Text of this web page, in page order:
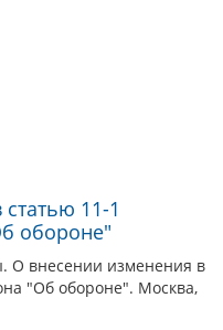
11-1
обороне"
О внесении изменения в
"Об обороне". Москва,